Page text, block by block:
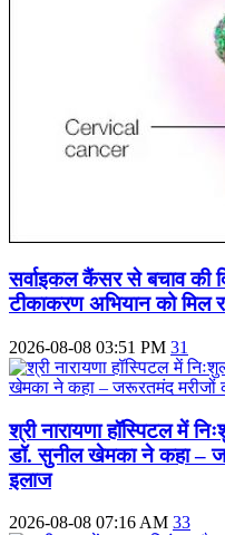
सर्वाइकल कैंसर से बचाव की
टीकाकरण अभियान को मिल
2026-08-08 03:51 PM 31
श्री नारायणा हॉस्पिटल में
डॉ. सुनील खेमका ने कहा –
इलाज
2026-08-08 07:16 AM 33